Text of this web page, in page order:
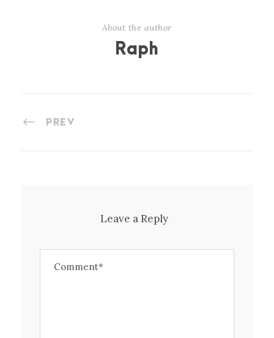
About the author
Raph
PREV
Leave a Reply